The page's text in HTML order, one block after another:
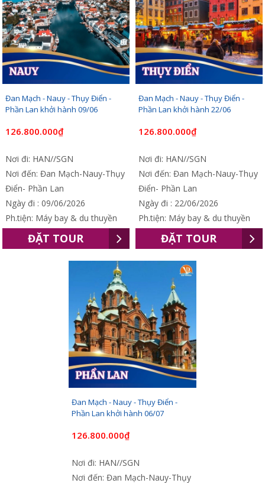
Đan Mạch - Nauy - Thụy Điển -
Phần Lan khởi hành 09/06
126.800.000₫
Nơi đi: HAN//SGN
Nơi đến: Đan Mạch-Nauy-Thụy
Điển- Phần Lan
Ngày đi : 09/06/2026
Ph.tiện: Máy bay & du thuyền
ĐẶT TOUR
Đan Mạch - Nauy - Thụy Điển -
Phần Lan khởi hành 22/06
126.800.000₫
Nơi đi: HAN//SGN
Nơi đến: Đan Mạch-Nauy-Thụy
Điển- Phần Lan
Ngày đi : 22/06/2026
Ph.tiện: Máy bay & du thuyền
ĐẶT TOUR
Đan Mạch - Nauy - Thụy Điển -
Phần Lan khởi hành 06/07
126.800.000₫
Nơi đi: HAN//SGN
Nơi đến: Đan Mạch-Nauy-Thụy